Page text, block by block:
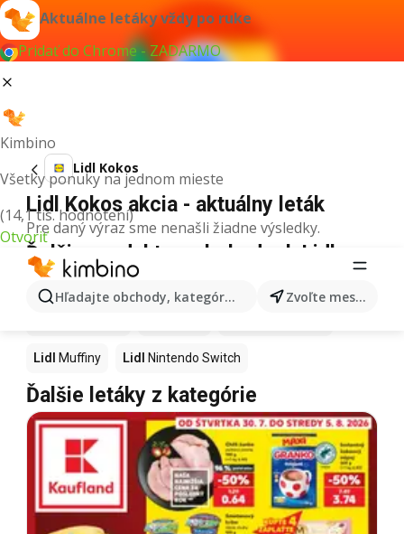
Aktuálne letáky vždy po ruke
Pridať do Chrome - ZADARMO
Kimbino
Všetky ponuky na jednom mieste
(14,1 tis. hodnotení)
Otvoriť
Hľadajte obchody, kategórie, produkty... Zvoľte mesto
Lidl Kokos
Lidl Kokos akcia - aktuálny leták
Pre daný výraz sme nenašli žiadne výsledky.
Ďalšie produkty v obchodoch Lidl
Lidl Muffiny Lidl Nintendo Switch
Ďalšie letáky z kategórie